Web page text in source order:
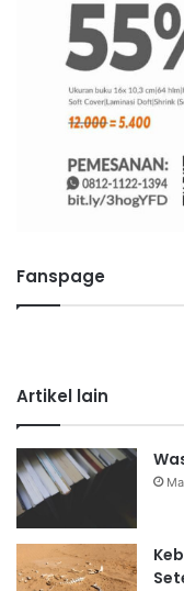
Fanspage
Artikel lain